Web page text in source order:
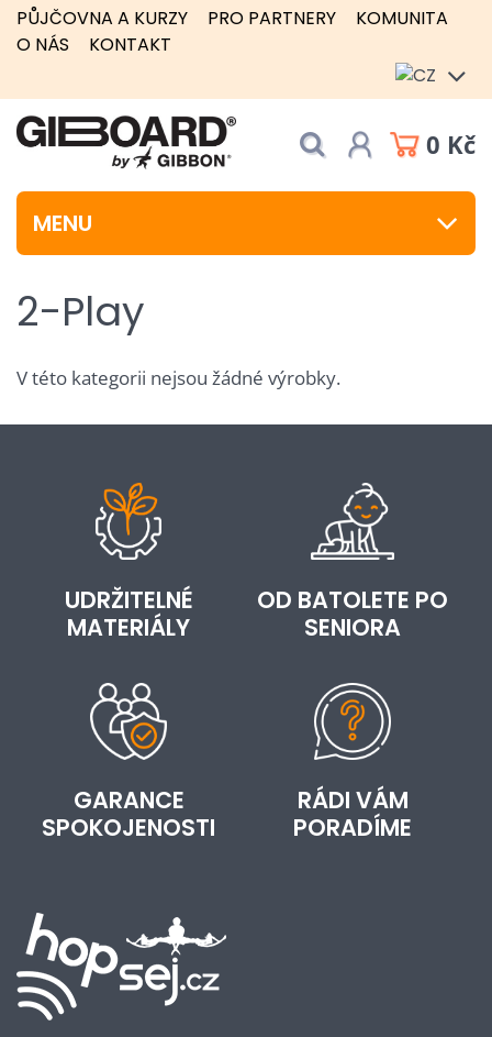
PŮJČOVNA A KURZY PRO PARTNERY
KOMUNITA
O NÁS
KONTAKT
0 Kč
MENU
2-Play
V této kategorii nejsou žádné výrobky.
UDRŽITELNÉ
MATERIÁLY
OD BATOLETE PO
SENIORA
GARANCE
SPOKOJENOSTI
RÁDI VÁM
PORADÍME